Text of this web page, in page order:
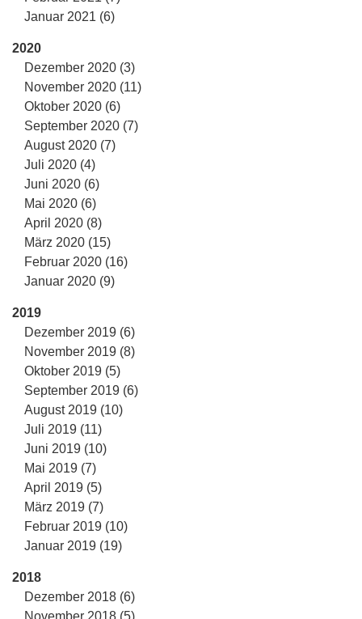
Januar 2021 (6)
2020
Dezember 2020 (3)
November 2020 (11)
Oktober 2020 (6)
September 2020 (7)
August 2020 (7)
Juli 2020 (4)
Juni 2020 (6)
Mai 2020 (6)
April 2020 (8)
März 2020 (15)
Februar 2020 (16)
Januar 2020 (9)
2019
Dezember 2019 (6)
November 2019 (8)
Oktober 2019 (5)
September 2019 (6)
August 2019 (10)
Juli 2019 (11)
Juni 2019 (10)
Mai 2019 (7)
April 2019 (5)
März 2019 (7)
Februar 2019 (10)
Januar 2019 (19)
2018
Dezember 2018 (6)
November 2018 (5)